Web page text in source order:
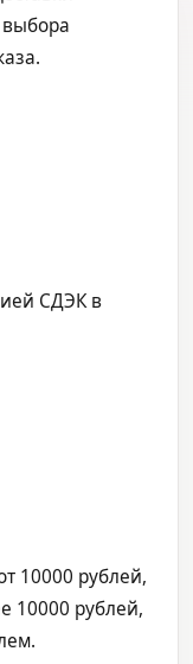
выбора
СДЭК в
10000 рублей,
10000 рублей,